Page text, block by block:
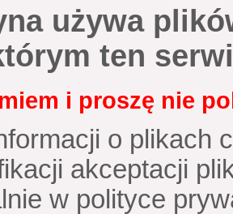
używa
ten
i proszę nie
o plikach
akceptacji
w polityce